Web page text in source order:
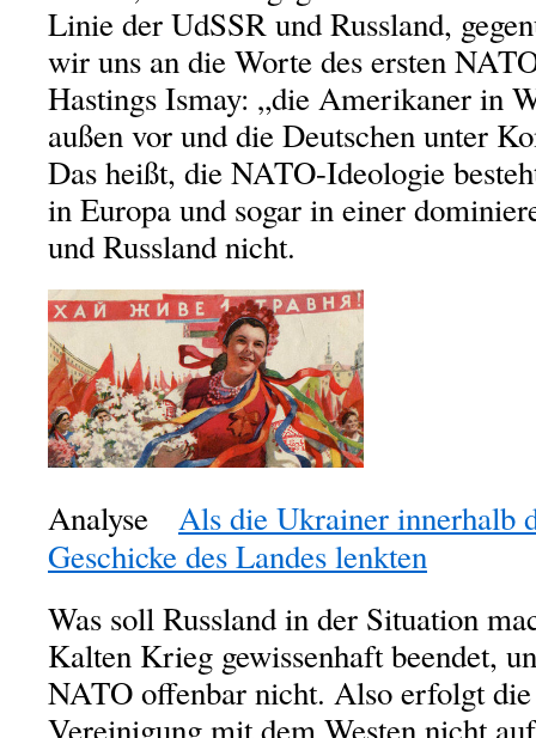
Linie der UdSSR und Russland,
wir uns an die Worte des ersten
Hastings Ismay: „die Amerikaner in
außen vor und die Deutschen unter
Das heißt, die NATO-Ideologie
in Europa und sogar in einer
und Russland nicht.
Analyse Als die Ukrainer innerhalb
Geschicke des Landes lenkten
Was soll Russland in der Situation
Kalten Krieg gewissenhaft beendet,
NATO offenbar nicht. Also erfolgt die
Vereinigung mit dem Westen nicht